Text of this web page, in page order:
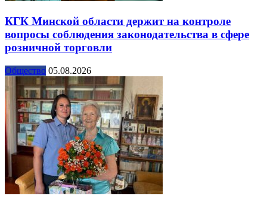
КГК Минской области держит на контроле
вопросы соблюдения законодательства в сфере
розничной торговли
Общество 05.08.2026